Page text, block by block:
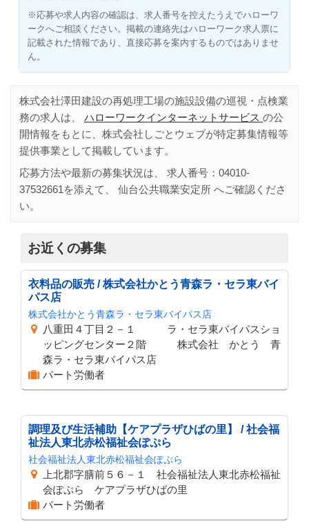
※応募や求人内容の確認は、求人番号を控えたうえでハローワ
ークへご相談ください。掲載の連絡先はハローワーク求人票に
記載された情報であり、直接応募を案内するものではありませ
ん。
株式会社澤田建設の再処理工場の施設設備の巡視・点検業
務の求人は、 ハローワークインターネットサービス の公
開情報をもとに、株式会社しごとウェブが特定募集情報等
提供事業として掲載しています。
応募方法や最新の募集状況は、 求人番号： 04010-
37532661 を添えて、 仙台公共職業安定所 へご確認くださ
い。
お近くの募集
衣料品の販売 / 株式会社かとう青森ラ・セラ東バイ
パス店
株式会社かとう青森ラ・セラ東バイパス店
八重田４丁目２－１ ラ・セラ東バイパスショ
ッピングセンター２階 株式会社 かとう 青
森ラ・セラ東バイパス店
パート労働者
調理及び生活補助【ケアプラザひばの里】 / 社会福
祉法人東北赤松福祉会ぽぷら
社会福祉法人東北赤松福祉会ぽぷら
上北郡字膳前５６－１ 社会福祉法人東北赤松福祉
会ぽぷら ケアプラザひばの里
パート労働者